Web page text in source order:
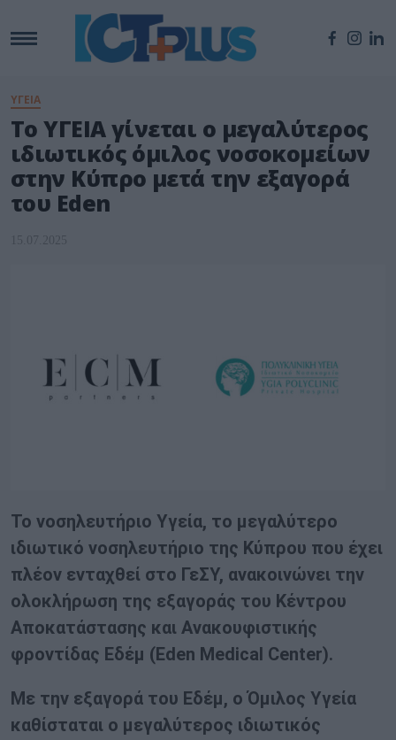
ΥΓΕΙΑ
Το ΥΓΕΙΑ γίνεται ο μεγαλύτερος
ιδιωτικός όμιλος νοσοκομείων
στην Κύπρο μετά την εξαγορά
του Eden
15.07.2025
Το νοσηλευτήριο Υγεία, το μεγαλύτερο
ιδιωτικό νοσηλευτήριο της Κύπρου που έχει
πλέον ενταχθεί στο ΓεΣΥ, ανακοινώνει την
ολοκλήρωση της εξαγοράς του Κέντρου
Αποκατάστασης και Ανακουφιστικής
φροντίδας Εδέμ (Eden Medical Center).
Με την εξαγορά του Εδέμ, ο Όμιλος Υγεία
καθίσταται ο μεγαλύτερος ιδιωτικός